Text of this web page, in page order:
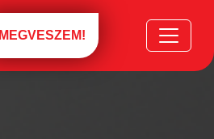
MEGVESZEM!